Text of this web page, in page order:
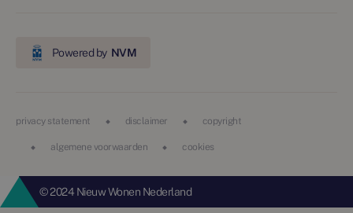
Powered by NVM
privacy statement disclaimer copyright
algemene voorwaarden cookies
© 2024 Nieuw Wonen Nederland